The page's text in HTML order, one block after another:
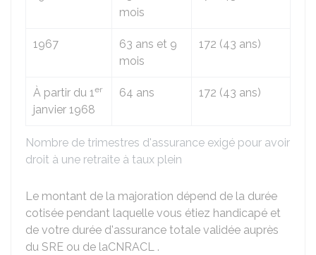
Nombre de trimestres d'assurance exigé pour avoir
droit à une retraite à taux plein
mois
1967
63 ans et 9
mois
172 (43 ans)
À partir du 1er
janvier 1968
64 ans 172 (43 ans)
Le montant de la majoration dépend de la durée
cotisée pendant laquelle vous étiez handicapé et
de votre durée d'assurance totale validée auprès
du SRE ou de laCNRACL .